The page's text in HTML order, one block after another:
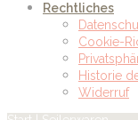
Rechtliches
Cookie-
Historie
Widerruf